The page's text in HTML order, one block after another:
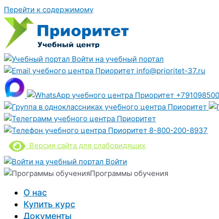
Перейти к содержимому
Войти на учебный портал
info@prioritet-37.ru
8-800-200-8937
Версия сайта для слабовидящих
Войти
Программы обучения
О нас
Купить курс
Документы